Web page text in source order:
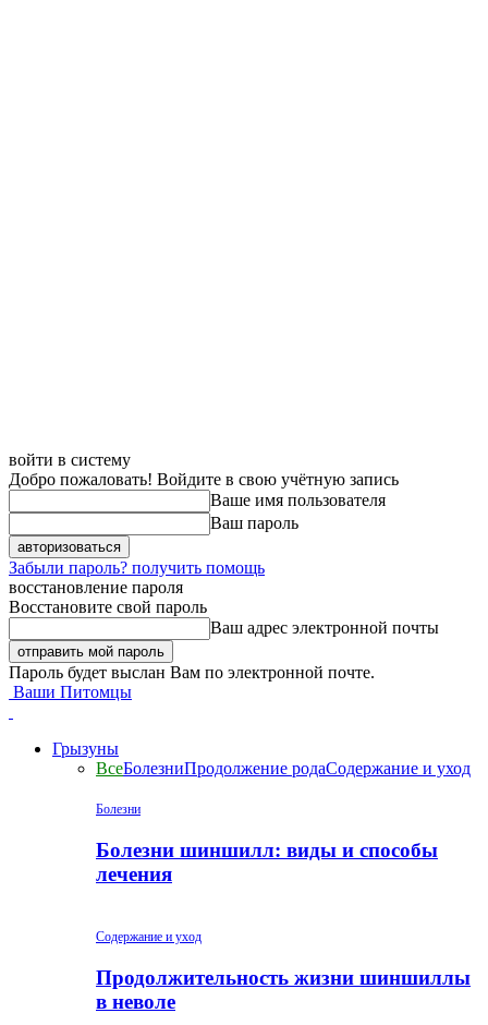
войти в систему
Добро пожаловать! Войдите в свою учётную запись
Ваше имя пользователя
Ваш пароль
Забыли пароль? получить помощь
восстановление пароля
Восстановите свой пароль
Ваш адрес электронной почты
Пароль будет выслан Вам по электронной почте.
Ваши Питомцы
Грызуны
ВсеБолезниПродолжение родаСодержание и уход
Болезни
Болезни шиншилл: виды и способы
лечения
Содержание и уход
Продолжительность жизни шиншиллы
в неволе